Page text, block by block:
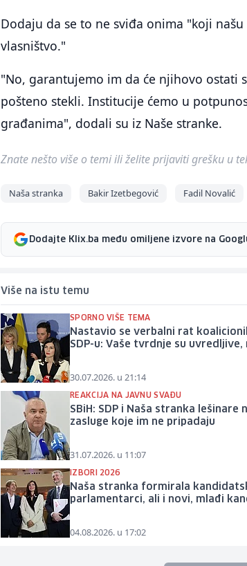
Dodaju da se to ne sviđa onima "koji
vlasništvo."
"No, garantujemo im da će njihovo ostati
pošteno stekli. Institucije ćemo u
građanima", dodali su iz Naše stranke.
Znate nešto više o temi ili želite prijaviti grešku u
Naša stranka Bakir Izetbegović Fadil Novalić
Dodajte Klix.ba među omiljene izvore na
Više na istu temu
SPORNO VIŠE TEMA
Nastavio se verbalni rat
SDP-u: Vaše tvrdnje su uvredljive,
30.07.2026. u 21:14
REAKCIJA NA JAVNU SVAĐU
SBiH: SDP i Naša stranka
zasluge koje im ne pripadaju
31.07.2026. u 11:07
IZBORI 2026
Naša stranka formirala
parlamentarci, ali i novi, mlađi
04.08.2026. u 17:02